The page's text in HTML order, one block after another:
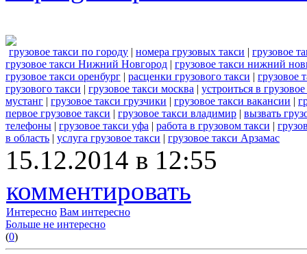
грузовое такси по городу | номера грузовых такси | грузовое
грузовое такси Нижний Новгород | грузовое такси нижний
грузовое такси оренбург | расценки грузового такси | грузовое
грузового такси | грузовое такси москва | устроиться в
мустанг | грузовое такси грузчики | грузовое такси вакансии |
первое грузовое такси | грузовое такси владимир | вызвать
телефоны | грузовое такси уфа | работа в грузовом такси |
в область | услуга грузовое такси | грузовое такси Арзамас
15.12.2014 в 12:55
комментировать
Интересно Вам интересно
Больше не интересно
(0)